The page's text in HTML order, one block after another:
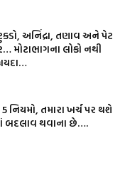
અનિંદ્રા, તણાવ અને પેટ
લોકો નથી
તમારા ખર્ચ પર થશે
બદલાવ થવાના છે….